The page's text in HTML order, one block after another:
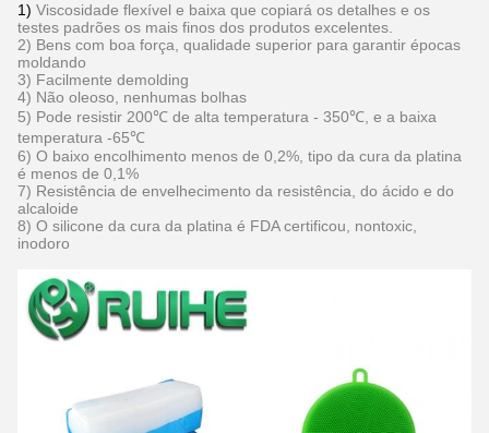
1) Viscosidade flexível e baixa que copiará os detalhes e os
testes padrões os mais finos dos produtos excelentes.
2) Bens com boa força, qualidade superior para garantir épocas
moldando
3) Facilmente demolding
4) Não oleoso, nenhumas bolhas
5) Pode resistir 200℃ de alta temperatura - 350℃, e a baixa
temperatura -65℃
6) O baixo encolhimento menos de 0,2%, tipo da cura da platina
é menos de 0,1%
7) Resistência de envelhecimento da resistência, do ácido e do
alcaloide
8) O silicone da cura da platina é FDA certificou, nontoxic,
inodoro